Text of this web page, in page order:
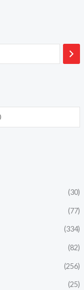
(30)
(77)
(334)
(82)
(256)
(25)